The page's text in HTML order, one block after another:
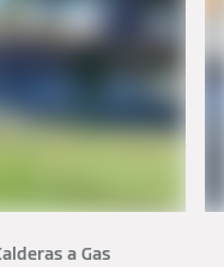
a Gas